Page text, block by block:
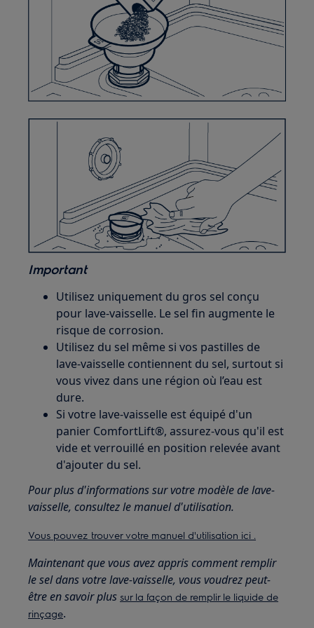
Important
Utilisez uniquement du gros sel conçu
pour lave-vaisselle. Le sel fin augmente le
risque de corrosion.
Utilisez du sel même si vos pastilles de
lave-vaisselle contiennent du sel, surtout si
vous vivez dans une région où l’eau est
dure.
Si votre lave-vaisselle est équipé d'un
panier ComfortLift®, assurez-vous qu'il est
vide et verrouillé en position relevée avant
d'ajouter du sel.
Pour plus d'informations sur votre modèle de lave-
vaisselle, consultez le manuel d'utilisation.
Vous pouvez trouver votre manuel d'utilisation ici .
Maintenant que vous avez appris comment remplir
le sel dans votre lave-vaisselle, vous voudrez peut-
être en savoir plus sur la façon de remplir le liquide de
rinçage.